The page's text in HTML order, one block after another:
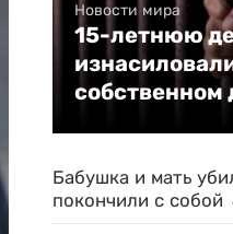
Новости мира
15-летнюю
собственном
Бабушка и мать
покончили с собой